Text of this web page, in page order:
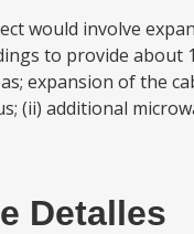
would involve
to provide about
expansion of the
(ii) additional
Detalles